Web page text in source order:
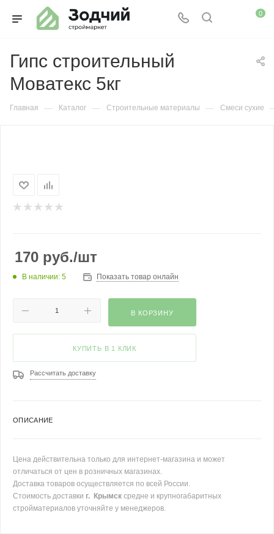
0
Гипс строительный
Моватекс 5кг
Главная — Каталог — Строительные материалы — Смеси сухие
170 руб./шт
В наличии: 5 Показать товар онлайн
В КОРЗИНУ
КУПИТЬ В 1 КЛИК
Рассчитать доставку
ОПИСАНИЕ
Цена действительна только для интернет-магазина и может
отличаться от цен в розничных магазинах.
Доставка товаров осуществляется по всей России.
Стоимость доставки г. Крымск средне и крупногабаритных
стройматериалов уточняйте у менеджеров.